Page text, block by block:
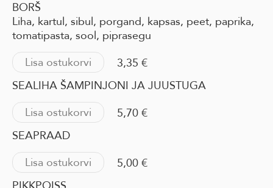
BORŠ
Liha, kartul, sibul, porgand, kapsas, peet, paprika,
tomatipasta, sool, piprasegu
Lisa ostukorvi
3,35 €
SEALIHA ŠAMPINJONI JA JUUSTUGA
Lisa ostukorvi
5,70 €
SEAPRAAD
Lisa ostukorvi
5,00 €